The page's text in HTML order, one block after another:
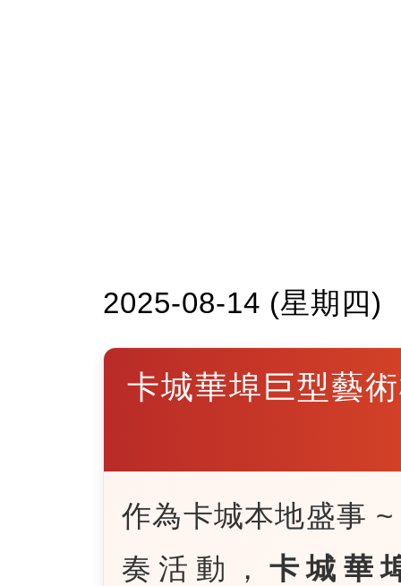
2025-08-14 (星期四)
卡城華埠巨型藝
作為卡城本地盛事
奏活動，卡城華